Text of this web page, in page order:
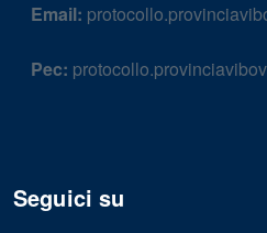
Email:
Pec:
Seguici su